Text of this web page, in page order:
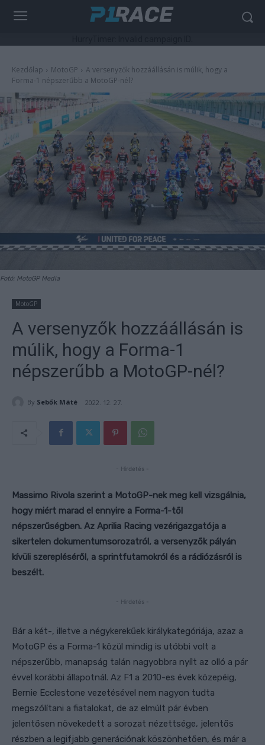
Kezdőlap MotoGP
A versenyzők hozzáállásán is múlik, hogy a
Forma-1 népszerűbb a MotoGP-nél?
Fotó: MotoGP Media
MotoGP
A versenyzők hozzáállásán is
múlik, hogy a Forma-1
népszerűbb a MotoGP-nél?
By Sebők Máté 2022. 12. 27.
- Hirdetés -
Massimo Rivola szerint a MotoGP-nek meg kell vizsgálnia,
hogy miért marad el ennyire a Forma-1-től
népszerűségben. Az Aprilia Racing vezérigazgatója a
sikertelen dokumentumsorozatról, a versenyzők pályán
kívüli szerepléséről, a sprintfutamokról és a rádiózásról is
beszélt.
- Hirdetés -
Bár a két-, illetve a négykerekűek királykategóriája, azaz a
MotoGP és a Forma-1 közül mindig is utóbbi volt a
népszerűbb, manapság talán nagyobbra nyílt az olló a pár
évvel korábbi állapotnál. Az F1 a 2010-es évek közepéig,
Bernie Ecclestone vezetésével nem nagyon tudta
megszólítani a fiatalokat, de az elmúlt pár évben
jelentősen növekedett a sorozat nézettsége, jelentős
részben a legifjabb generációnak köszönhetően, és már a